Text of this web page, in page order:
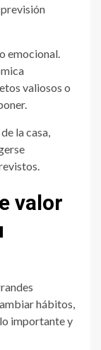
emocional.
valiosos o
la casa,
valor
hábitos,
importante y